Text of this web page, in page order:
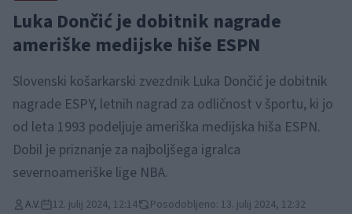
Luka Dončić je dobitnik nagrade
ameriške medijske hiše ESPN
Slovenski košarkarski zvezdnik Luka Dončić je dobitnik
nagrade ESPY, letnih nagrad za odličnost v športu, ki jo
od leta 1993 podeljuje ameriška medijska hiša ESPN.
Dobil je priznanje za najboljšega igralca
severnoameriške lige NBA.
A.V. 12. julij 2024, 12:14 Posodobljeno: 13. julij 2024, 12:32